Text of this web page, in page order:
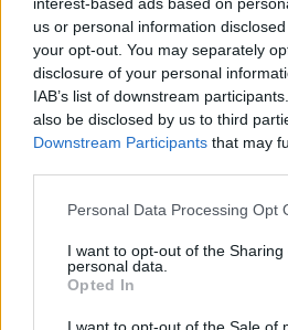
us or personal information
your opt-out. You may separately
disclosure of your personal
IAB’s list of downstream
also be disclosed by us to third
Downstream Participants that may
Personal Data Processing Opt
I want to opt-out of the Sharing
personal data.
Opted In